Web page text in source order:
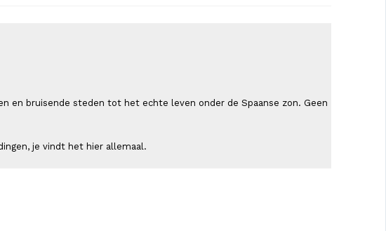
en bruisende steden tot het echte leven onder de Spaanse zon. Geen
je vindt het hier allemaal.